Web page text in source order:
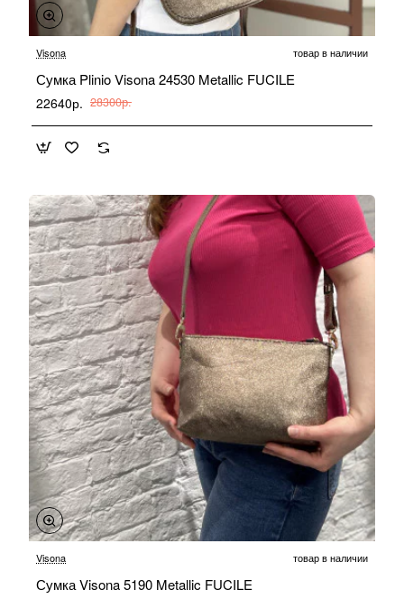
-20%
Visona товар в наличии
Сумка Plinio Visona 24530 Metallic FUCILE
22640р. 28300р.
-20%
Visona товар в наличии
Сумка Visona 5190 Metallic FUCILE